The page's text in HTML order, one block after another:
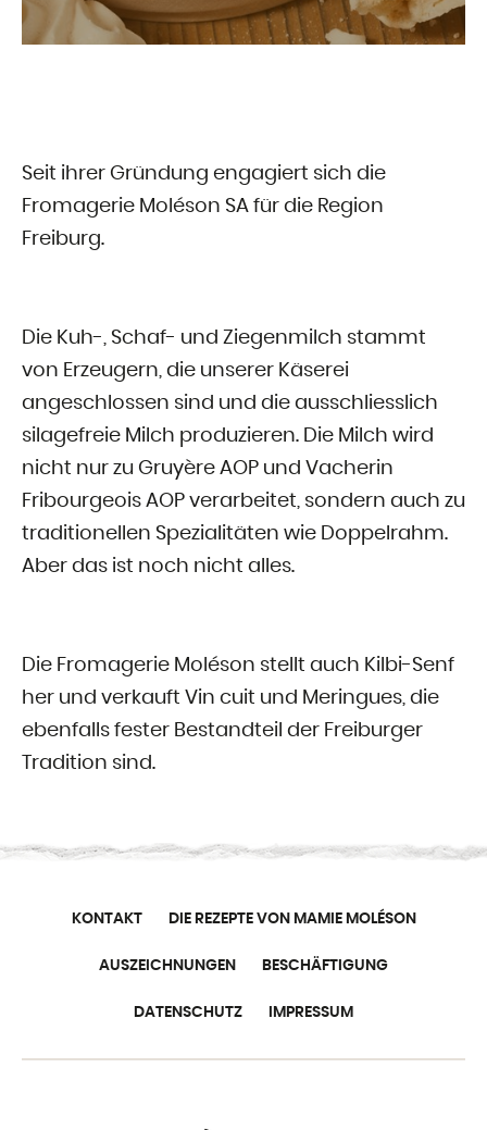
Seit ihrer Gründung engagiert sich die
Fromagerie Moléson SA für die Region
Freiburg.
Die Kuh-, Schaf- und Ziegenmilch stammt
von Erzeugern, die unserer Käserei
angeschlossen sind und die ausschliesslich
silagefreie Milch produzieren. Die Milch wird
nicht nur zu Gruyère AOP und Vacherin
Fribourgeois AOP verarbeitet, sondern auch zu
traditionellen Spezialitäten wie Doppelrahm.
Aber das ist noch nicht alles.
Die Fromagerie Moléson stellt auch Kilbi-Senf
her und verkauft Vin cuit und Meringues, die
ebenfalls fester Bestandteil der Freiburger
Tradition sind.
KONTAKT DIE REZEPTE VON MAMIE MOLÉSON
AUSZEICHNUNGEN BESCHÄFTIGUNG
DATENSCHUTZ IMPRESSUM